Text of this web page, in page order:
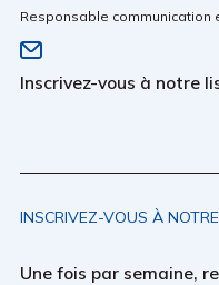
Responsable communication
Inscrivez-vous à notre
INSCRIVEZ-VOUS À
Une fois par semaine,